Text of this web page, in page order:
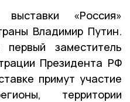
«Россия»
Владимир Путин.
первый заместитель
Президента РФ
примут участие
территории